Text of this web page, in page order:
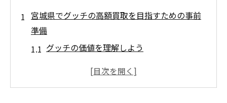
宮城県でグッチの高額買取を目指すための事前
準備
グッチの価値を理解しよう
商品の状態をチェックする方法